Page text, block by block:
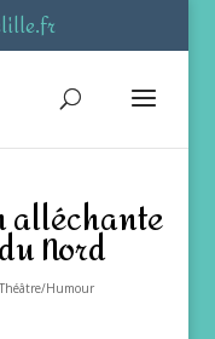
alléchante
Nord
Théâtre/Humour